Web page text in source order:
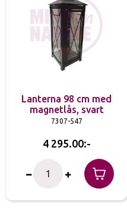
Lanterna 98 cm med
magnetlås, svart
7307-547
4 295.00